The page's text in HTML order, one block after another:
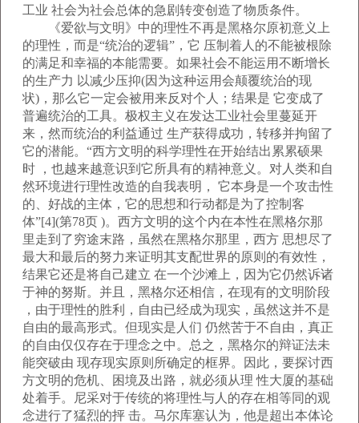
工业 社会为社会总体的急剧转变创造了物质条件。
《爱欲与文明》中的理性不再是黑格尔原初意义上
的理性，而是“统治的逻辑”，它 压制着人的不能被根除
的满足和幸福的本能需要。如果社会不能运用不断增长
的生产力 以减少压抑(因为这种运用会颠覆统治的现
状)，那么它一定会被用来反对个人；结果是 它变成了
普遍统治的工具。极权主义在发达工业社会里蔓延开
来，然而统治的利益通过 生产获得成功，转移并拘留了
它的潜能。“西方文明的科学理性在开始结出累累硕果
时 ，也越来越意识到它所具有的精神意义。对人类和自
然环境进行理性改造的自我表明， 它本身是一个攻击性
的、好战的主体，它的思想和行动都是为了控制客
体”[4](第78页 )。西方文明的这个内在本性在黑格尔那
里走到了穷途末路，虽然在黑格尔那里，西方 思想尽了
最大和最后的努力来证明其支配世界的原则的有效性，
结果它还是将自己建立 在一个沙滩上，因为它仍然诉诸
于神的努斯。并且，黑格尔还相信，在现有的文明阶段
，由于理性的胜利，自由已经成为现实，虽然这并不是
自由的最高形式。但现实是人们 仍然苦于不自由，真正
的自由仅仅存在于理念之中。总之，黑格尔的辩证法未
能突破由 现存现实原则所确定的框界。因此，要探讨西
方文明的危机、困境及出路，就必须从理 性大厦的基础
处着手。尼采对于传统的将理性与人的存在相等同的观
念进行了猛烈的抨 击。马尔库塞认为，他是超出本体论